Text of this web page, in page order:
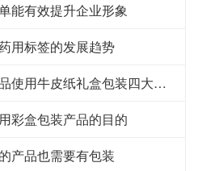
能有效提升企业形象
用标签的发展趋势
礼盒印刷定制丨电子产品使用牛皮纸礼盒包装四大好处
彩盒包装产品的目的
产品也需要有包装